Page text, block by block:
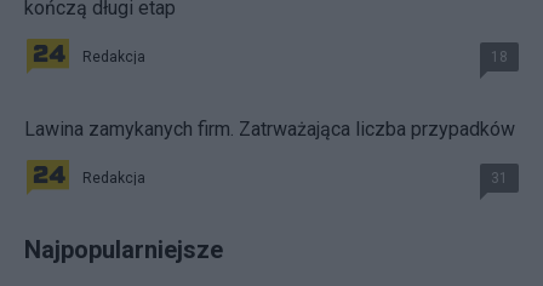
kończą długi etap
Redakcja 18
Lawina zamykanych firm. Zatrważająca liczba przypadków
Redakcja 31
Najpopularniejsze